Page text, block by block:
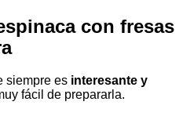
con fresas
siempre es interesante y
fácil de prepararla.